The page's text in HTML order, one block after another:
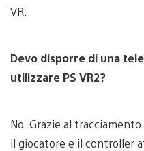
VR.
Devo disporre di una
utilizzare PS VR2?
No. Grazie al
il giocatore e il controller